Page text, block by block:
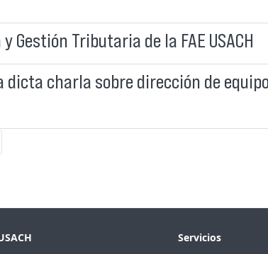
Tributaria de la FAE USACH
charla sobre dirección de
Servicios